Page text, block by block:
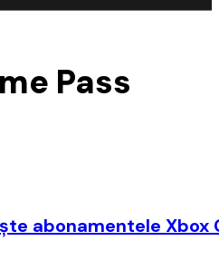
Pass
abonamentele Xbox